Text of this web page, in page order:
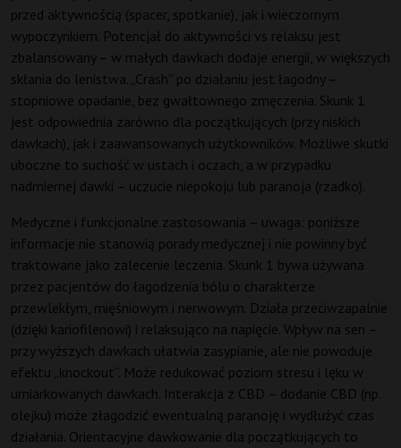
przed aktywnością (spacer, spotkanie), jak i wieczornym
wypoczynkiem. Potencjał do aktywności vs relaksu jest
zbalansowany – w małych dawkach dodaje energii, w większych
skłania do lenistwa. „Crash” po działaniu jest łagodny –
stopniowe opadanie, bez gwałtownego zmęczenia. Skunk 1
jest odpowiednia zarówno dla początkujących (przy niskich
dawkach), jak i zaawansowanych użytkowników. Możliwe skutki
uboczne to suchość w ustach i oczach, a w przypadku
nadmiernej dawki – uczucie niepokoju lub paranoja (rzadko).
Medyczne i funkcjonalne zastosowania – uwaga: poniższe
informacje nie stanowią porady medycznej i nie powinny być
traktowane jako zalecenie leczenia. Skunk 1 bywa używana
przez pacjentów do łagodzenia bólu o charakterze
przewlekłym, mięśniowym i nerwowym. Działa przeciwzapalnie
(dzięki kariofilenowi) i relaksująco na napięcie. Wpływ na sen –
przy wyższych dawkach ułatwia zasypianie, ale nie powoduje
efektu „knockout”. Może redukować poziom stresu i lęku w
umiarkowanych dawkach. Interakcja z CBD – dodanie CBD (np.
olejku) może złagodzić ewentualną paranoję i wydłużyć czas
działania. Orientacyjne dawkowanie dla początkujących to